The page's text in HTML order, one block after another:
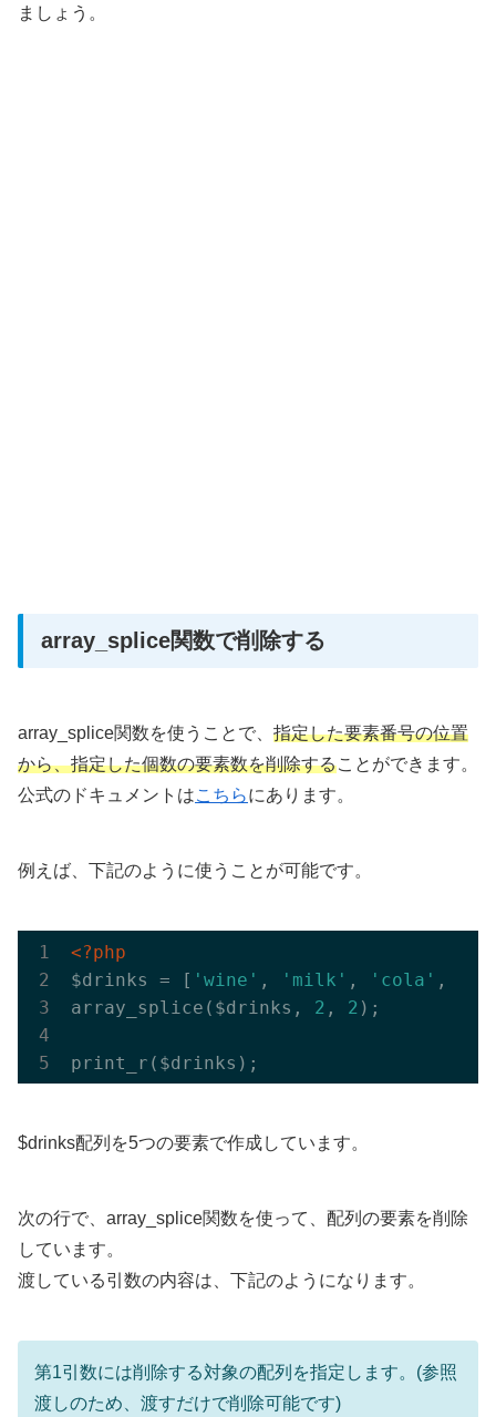
ましょう。
array_splice関数で削除する
array_splice関数を使うことで、 指定した要素番号の位置
から、指定した個数の要素数を削除することができます。
公式のドキュメントはこちらにあります。
例えば、下記のように使うことが可能です。
<?php
$drinks = [ 'wine' , 'milk' , 'cola' ,
array_splice($drinks, 2 , 2 );
$drinks配列を5つの要素で作成しています。
次の行で、array_splice関数を使って、配列の要素を削除
しています。
渡している引数の内容は、下記のようになります。
第1引数には削除する対象の配列を指定します。(参照
渡しのため、渡すだけで削除可能です)